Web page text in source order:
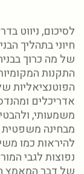
לסיכום, ניווט
חיוני בתהליך
של מה כרוך
התקנות
הפוטנציאליות
אדריכלים
משמעותי,
מבחינה משפטית
להיראות כמו
נפוצות לגבי